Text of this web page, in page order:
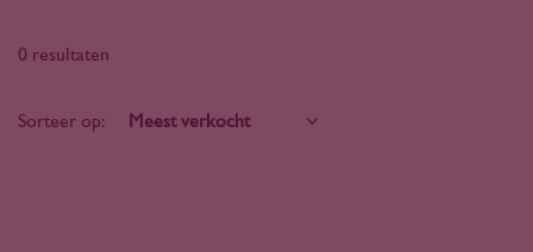
0 resultaten
Sorteer op: